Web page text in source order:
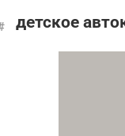
детское